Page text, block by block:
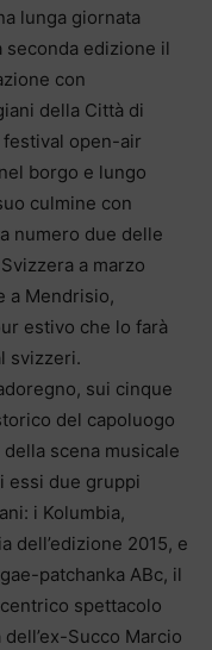
lunga giornata
seconda edizione il
con
della Città di
open-air
borgo e lungo
culmine con
numero due delle
a marzo
a Mendrisio,
estivo che lo farà
svizzeri.
sui cinque
del capoluogo
scena musicale
essi due gruppi
i Kolumbia,
dell’edizione 2015, e
patchanka ABc, il
spettacolo
Succo Marcio